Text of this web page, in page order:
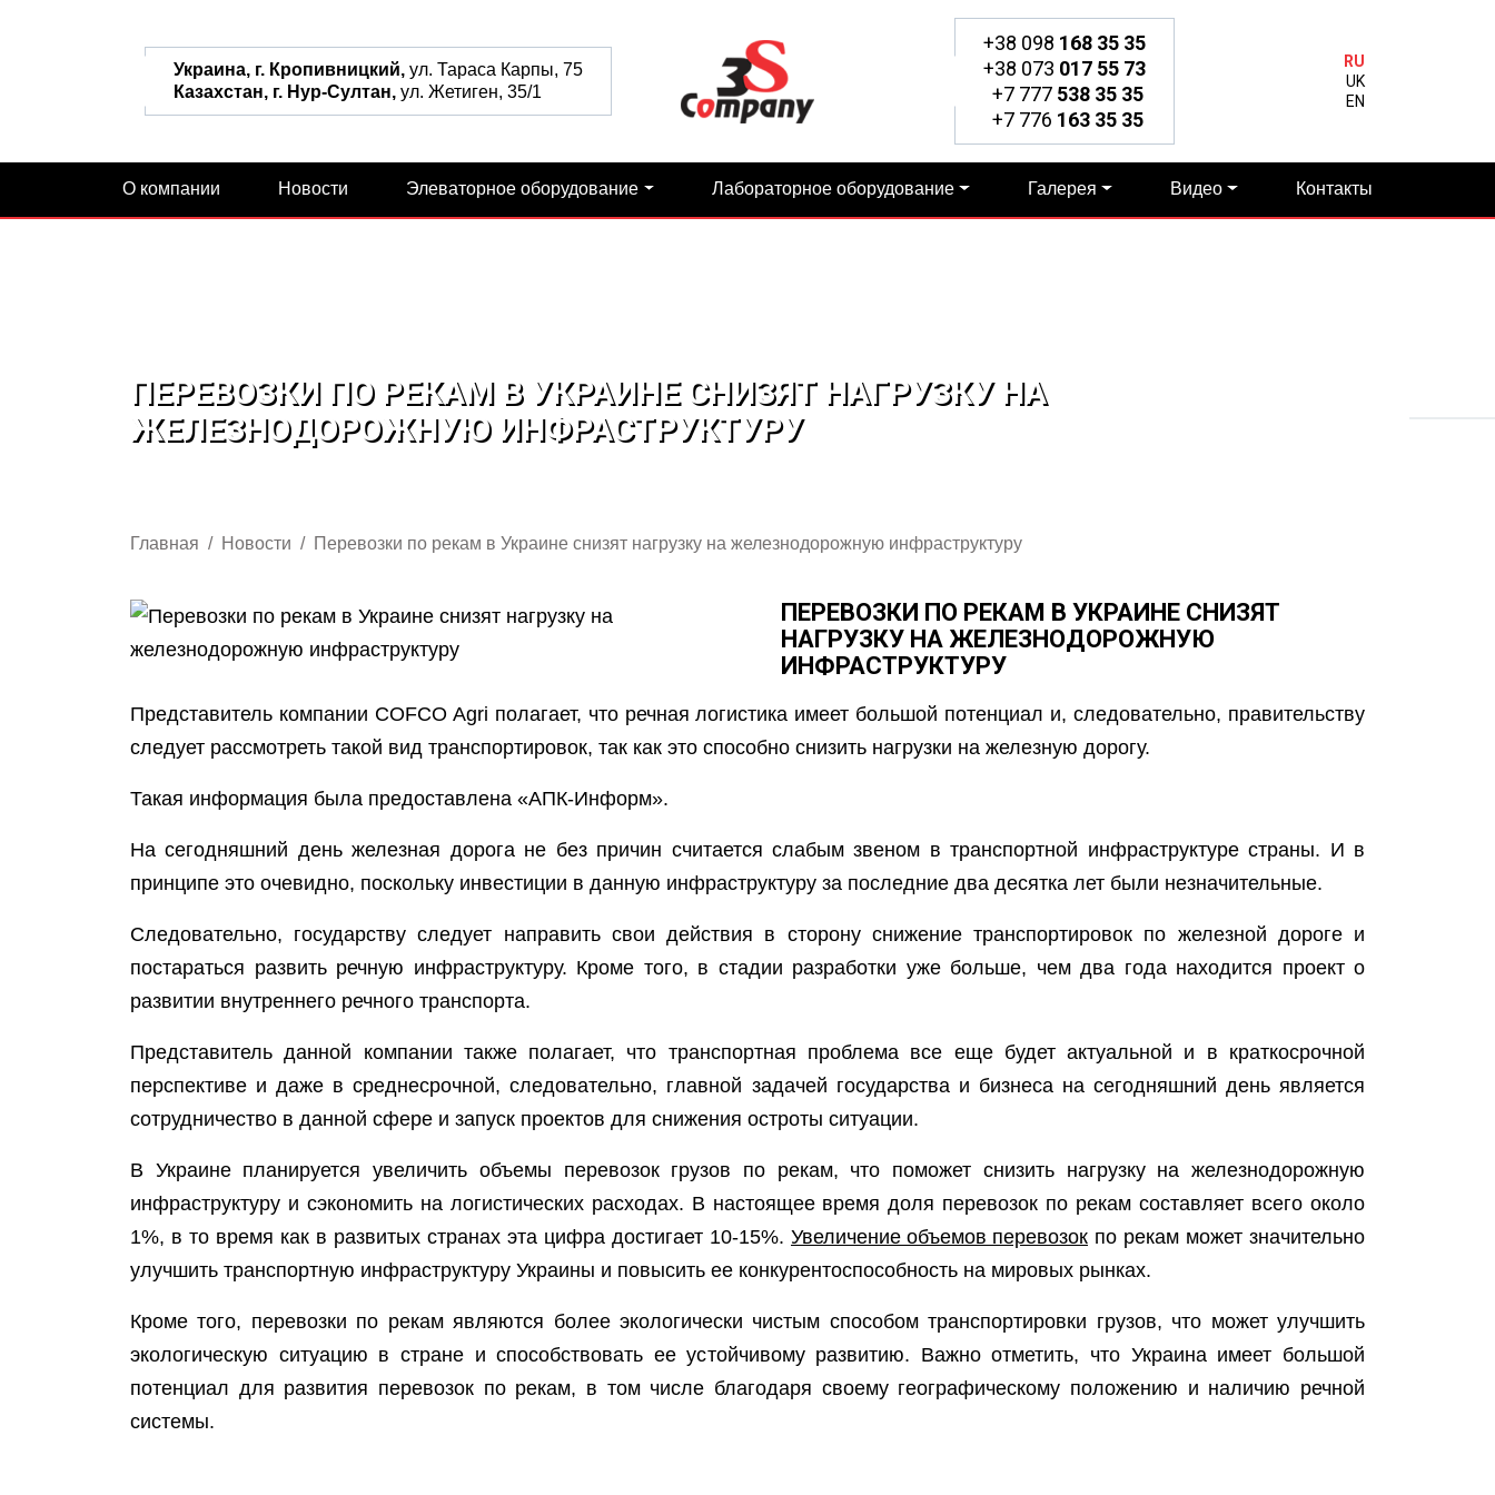
Украина, г. Кропивницкий,ул. Тараса Карпы, 75
Казахстан, г. Нур-Султан,ул. Жетиген, 35/1
+38 098 168 35 35
+38 073 017 55 73
+7 777 538 35 35
+7 776 163 35 35
RU
UK
EN
О компании Новости Элеваторное оборудование Лабораторное оборудование Галерея Видео Контакты
ПЕРЕВОЗКИ ПО РЕКАМ В УКРАИНЕ СНИЗЯТ НАГРУЗКУ НА
ЖЕЛЕЗНОДОРОЖНУЮ ИНФРАСТРУКТУРУ
Главная Новости Перевозки по рекам в Украине снизят нагрузку на железнодорожную инфраструктуру
ПЕРЕВОЗКИ ПО РЕКАМ В УКРАИНЕ СНИЗЯТ
НАГРУЗКУ НА ЖЕЛЕЗНОДОРОЖНУЮ
ИНФРАСТРУКТУРУ
Представитель компании COFCO Agri полагает, что речная логистика имеет большой потенциал и, следовательно, правительству
следует рассмотреть такой вид транспортировок, так как это способно снизить нагрузки на железную дорогу.
Такая информация была предоставлена «АПК-Информ».
На сегодняшний день железная дорога не без причин считается слабым звеном в транспортной инфраструктуре страны. И в
принципе это очевидно, поскольку инвестиции в данную инфраструктуру за последние два десятка лет были незначительные.
Следовательно, государству следует направить свои действия в сторону снижение транспортировок по железной дороге и
постараться развить речную инфраструктуру. Кроме того, в стадии разработки уже больше, чем два года находится проект о
развитии внутреннего речного транспорта.
Представитель данной компании также полагает, что транспортная проблема все еще будет актуальной и в краткосрочной
перспективе и даже в среднесрочной, следовательно, главной задачей государства и бизнеса на сегодняшний день является
сотрудничество в данной сфере и запуск проектов для снижения остроты ситуации.
В Украине планируется увеличить объемы перевозок грузов по рекам, что поможет снизить нагрузку на железнодорожную
инфраструктуру и сэкономить на логистических расходах. В настоящее время доля перевозок по рекам составляет всего около
1%, в то время как в развитых странах эта цифра достигает 10-15%. Увеличение объемов перевозок по рекам может значительно
улучшить транспортную инфраструктуру Украины и повысить ее конкурентоспособность на мировых рынках.
Кроме того, перевозки по рекам являются более экологически чистым способом транспортировки грузов, что может улучшить
экологическую ситуацию в стране и способствовать ее устойчивому развитию. Важно отметить, что Украина имеет большой
потенциал для развития перевозок по рекам, в том числе благодаря своему географическому положению и наличию речной
системы.